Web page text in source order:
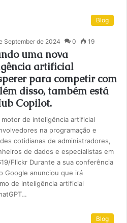
Blog
September de 2024 0 19
uma nova
artificial
para competir com
disso, também está
Copilot.
de inteligência artificial
na programação e
cotidianas de administradores,
de dados e especialistas em
Flickr Durante a sua conferência
Google anunciou que irá
de inteligência artificial
Blog